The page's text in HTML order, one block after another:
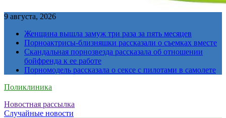
9 августа, 2026
Женщина вышла замуж три раза за пять месяцев
Порноактрисы-близняшки рассказали о съемках вместе
Скандальная порнозвезда рассказала об отношении
бойфренда к ее работе
Порномодель рассказала о сексе с пилотами в самолете
Поликлиника
Новостная рассылка
Случайные новости